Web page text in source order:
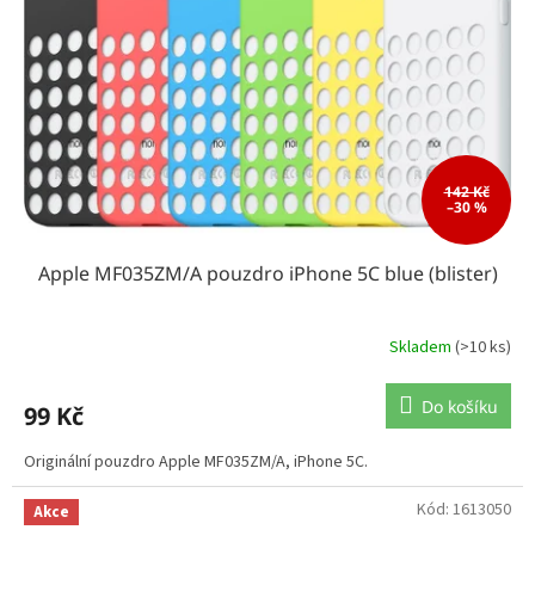
142 Kč
–30 %
Apple MF035ZM/A pouzdro iPhone 5C blue (blister)
Skladem (>10 ks)
99 Kč Do košíku
Originální pouzdro Apple MF035ZM/A, iPhone 5C.
Akce Kód: 1613050